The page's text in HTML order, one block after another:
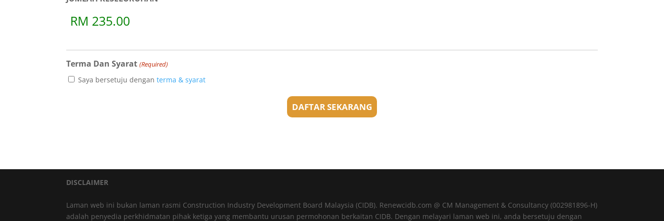
Terma Dan Syarat (Required)
Saya bersetuju denganterma & syarat
DISCLAIMER
Laman web ini bukan laman rasmi Construction Industry Development Board Malaysia (CIDB). Renewcidb.com @ CM Management & Consultancy (002981896-H)
adalah penyedia perkhidmatan pihak ketiga yang membantu urusan permohonan berkaitan CIDB. Dengan melayari laman web ini, anda bersetuju dengan